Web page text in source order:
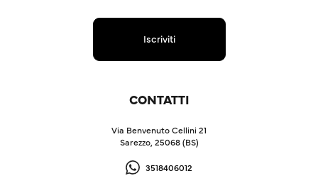
Iscriviti
CONTATTI
Via Benvenuto Cellini 21
Sarezzo, 25068 (BS)
3518406012